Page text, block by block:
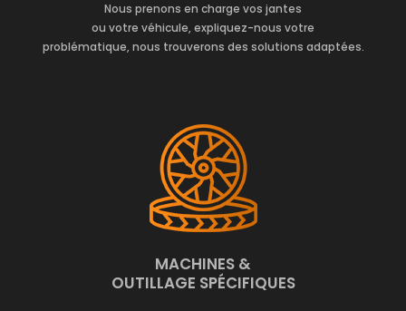
Nous prenons en charge vos jantes
ou votre véhicule, expliquez-nous votre
problématique, nous trouverons des solutions adaptées.
MACHINES &
OUTILLAGE SPÉCIFIQUES